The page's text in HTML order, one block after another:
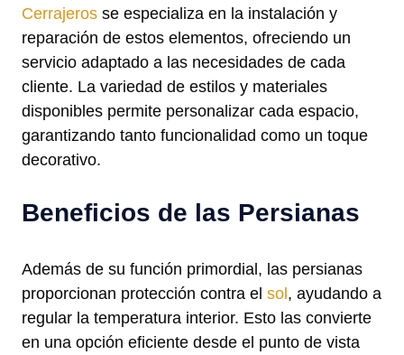
Cerrajeros se especializa en la instalación y
reparación de estos elementos, ofreciendo un
servicio adaptado a las necesidades de cada
cliente. La variedad de estilos y materiales
disponibles permite personalizar cada espacio,
garantizando tanto funcionalidad como un toque
decorativo.
Beneficios de las Persianas
Además de su función primordial, las persianas
proporcionan protección contra el sol , ayudando a
regular la temperatura interior. Esto las convierte
en una opción eficiente desde el punto de vista